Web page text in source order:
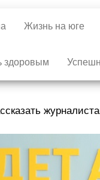
Жизнь на юге
здоровым